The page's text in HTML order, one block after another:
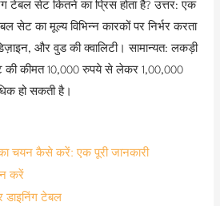
टेबल सेट कितने का प्रिस होता है? उत्तर: एक
सेट का मूल्य विभिन्न कारकों पर निर्भर करता
और वुड की क्वालिटी। सामान्यत: लकड़ी
की कीमत 10,000 रुपये से लेकर 1,00,000
हो सकती है।
चयन कैसे करें: एक पूरी जानकारी
करें
डाइनिंग टेबल